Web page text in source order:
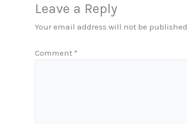
Leave a Reply
Your email address will not be
Comment *